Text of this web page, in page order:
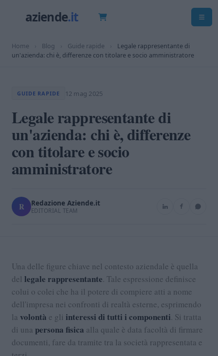
Home › Blog › Guide rapide ›
Legale rappresentante di
un'azienda: chi è, differenze con titolare e socio amministratore
GUIDE RAPIDE 12 mag 2025
Legale rappresentante di
un'azienda: chi è, differenze
con titolare e socio
amministratore
R Redazione Aziende.it
EDITORIAL TEAM
Una delle figure chiave nel contesto aziendale è quella
del legale rappresentante. Tale espressione definisce
colui o colei che ha il potere di compiere atti a nome
dell'impresa nei confronti di realtà esterne, esprimendo
la volontà e gli interessi di tutti i componenti. Si tratta
di una persona fisica alla quale è data facoltà di firmare
documenti, fare da tramite tra la società rappresentata e